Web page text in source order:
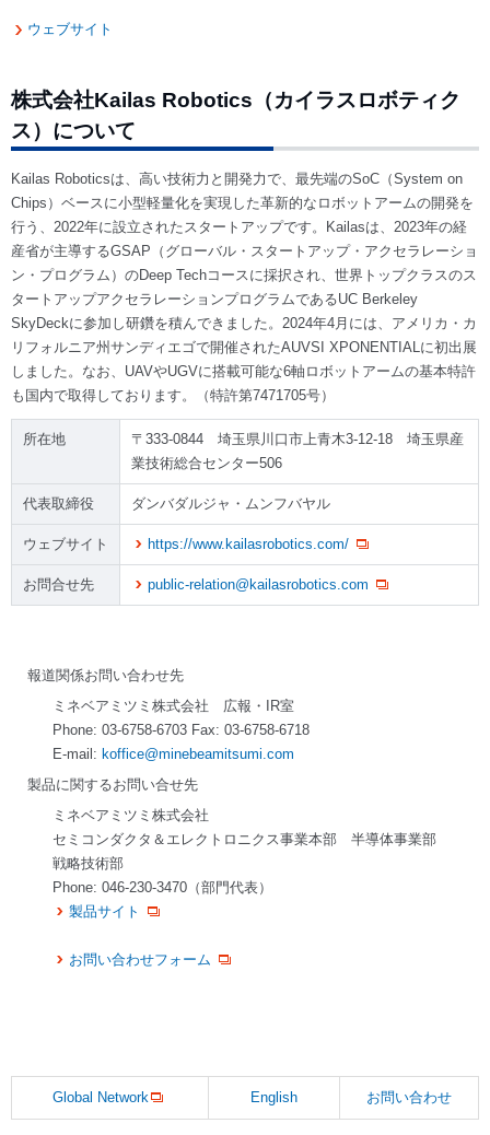
ウェブサイト
株式会社Kailas Robotics（カイラスロボティク
ス）について
Kailas Roboticsは、高い技術力と開発力で、最先端のSoC（System on
Chips）ベースに小型軽量化を実現した革新的なロボットアームの開発を
行う、2022年に設立されたスタートアップです。Kailasは、2023年の経
産省が主導するGSAP（グローバル・スタートアップ・アクセラレーショ
ン・プログラム）のDeep Techコースに採択され、世界トップクラスのス
タートアップアクセラレーションプログラムであるUC Berkeley
SkyDeckに参加し研鑽を積んできました。2024年4月には、アメリカ・カ
リフォルニア州サンディエゴで開催されたAUVSI XPONENTIALに初出展
しました。なお、UAVやUGVに搭載可能な6軸ロボットアームの基本特許
も国内で取得しております。（特許第7471705号）
所在地
〒333-0844 埼玉県川口市上青木3-12-18 埼玉県産
業技術総合センター506
代表取締役 ダンバダルジャ・ムンフバヤル
ウェブサイト https://www.kailasrobotics.com/
お問合せ先 public-relation@kailasrobotics.com
報道関係お問い合わせ先
ミネベアミツミ株式会社 広報・IR室
Phone: 03-6758-6703 Fax: 03-6758-6718
E-mail:koffice@minebeamitsumi.com
製品に関するお問い合せ先
ミネベアミツミ株式会社
セミコンダクタ＆エレクトロニクス事業本部 半導体事業部
戦略技術部
Phone: 046-230-3470（部門代表）
製品サイト
お問い合わせフォーム
Global Network English お問い合わせ